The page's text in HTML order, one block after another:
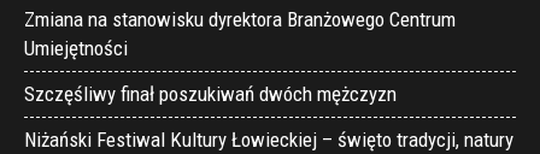
Zmiana na stanowisku dyrektora Branżowego Centrum
Umiejętności
Szczęśliwy finał poszukiwań dwóch mężczyzn
Niżański Festiwal Kultury Łowieckiej – święto tradycji, natury